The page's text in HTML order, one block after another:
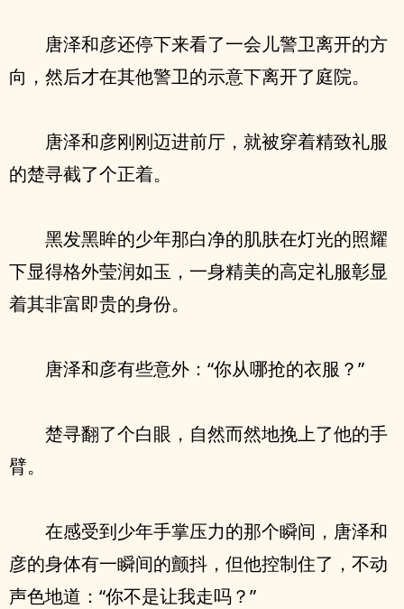
唐泽和彦还停下来看了一会儿警卫离开的方
向，然后才在其他警卫的示意下离开了庭院。
唐泽和彦刚刚迈进前厅，就被穿着精致礼服
的楚寻截了个正着。
黑发黑眸的少年那白净的肌肤在灯光的照耀
下显得格外莹润如玉，一身精美的高定礼服彰显
着其非富即贵的身份。
唐泽和彦有些意外：“你从哪抢的衣服？”
楚寻翻了个白眼，自然而然地挽上了他的手
臂。
在感受到少年手掌压力的那个瞬间，唐泽和
彦的身体有一瞬间的颤抖，但他控制住了，不动
声色地道：“你不是让我走吗？”